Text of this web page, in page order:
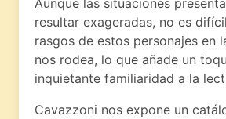
resultar exageradas, no es
rasgos de estos personajes en
nos rodea, lo que añade un
inquietante familiaridad a la
Cavazzoni nos expone un